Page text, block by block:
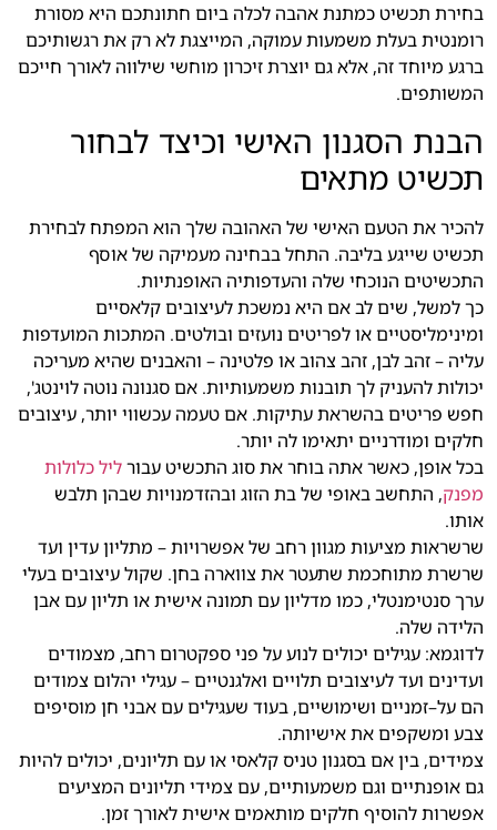
בחירת תכשיט כמתנת אהבה לכלה ביום חתונתכם היא מסורת
רומנטית בעלת משמעות עמוקה, המייצגת לא רק את רגשותיכם
ברגע מיוחד זה, אלא גם יוצרת זיכרון מוחשי שילווה לאורך חייכם
המשותפים.
הבנת הסגנון האישי וכיצד לבחור
תכשיט מתאים
להכיר את הטעם האישי של האהובה שלך הוא המפתח לבחירת
תכשיט שייגע בליבה. התחל בבחינה מעמיקה של אוסף
התכשיטים הנוכחי שלה והעדפותיה האופנתיות.
כך למשל, שים לב אם היא נמשכת לעיצובים קלאסיים
ומינימליסטיים או לפריטים נועזים ובולטים. המתכות המועדפות
עליה –זהב לבן, זהב צהוב או פלטינה – והאבנים שהיא מעריכה
יכולות להעניק לך תובנות משמעותיות. אם סגנונה נוטה לוינטג',
חפש פריטים בהשראת עתיקות. אם טעמה עכשווי יותר, עיצובים
חלקים ומודרניים יתאימו לה יותר.
בכל אופן, כאשר אתה בוחר את סוג התכשיט עבורליל כלולות
מפנק, התחשב באופי של בת הזוג ובהזדמנויות שבהן תלבש
אותו.
שרשראות מציעות מגוון רחב של אפשרויות– מתליון עדין ועד
שרשרת מתוחכמת שתעטר את צווארה בחן. שקול עיצובים בעלי
ערך סנטימנטלי, כמו מדליון עם תמונה אישית או תליון עם אבן
הלידה שלה.
לדוגמא: עגילים יכולים לנוע על פני ספקטרום רחב, מצמודים
ועדינים ועד לעיצובים תלויים ואלגנטיים–עגילי יהלום צמודים
הם על–זמניים ושימושיים, בעוד שעגילים עם אבני חן מוסיפים
צבע ומשקפים את אישיותה.
צמידים, בין אם בסגנון טניס קלאסי או עם תליונים, יכולים להיות
גם אופנתיים וגם משמעותיים, עם צמידי תליונים המציעים
אפשרות להוסיף חלקים מותאמים אישית לאורך זמן.